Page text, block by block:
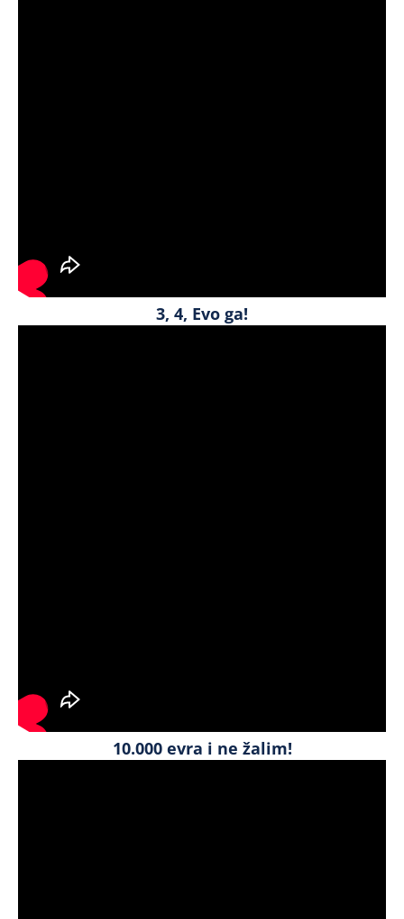
3, 4, Evo ga!
10.000 evra i ne žalim!